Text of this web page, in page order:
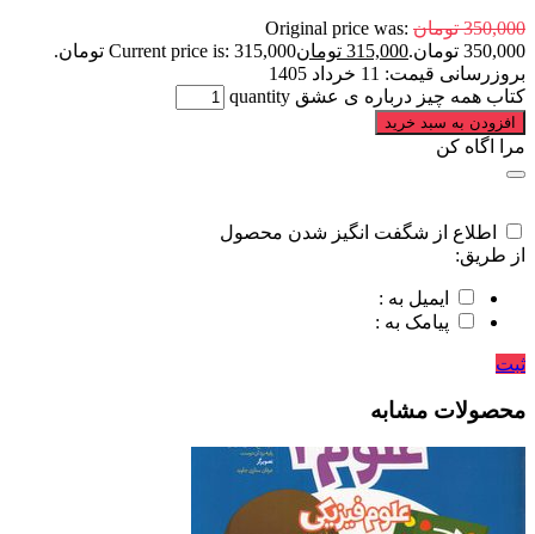
350,000 تومان Original price was:
350,000 تومان.
315,000 تومانCurrent price is: 315,000 تومان.
بروزرسانی قیمت: 11 خرداد 1405
کتاب همه چیز درباره‌ ی عشق quantity
افزودن به سبد خرید
مرا اگاه کن
اطلاع از شگفت انگیز شدن محصول
از طریق:
ایمیل به :
پیامک به :
ثبت
محصولات مشابه